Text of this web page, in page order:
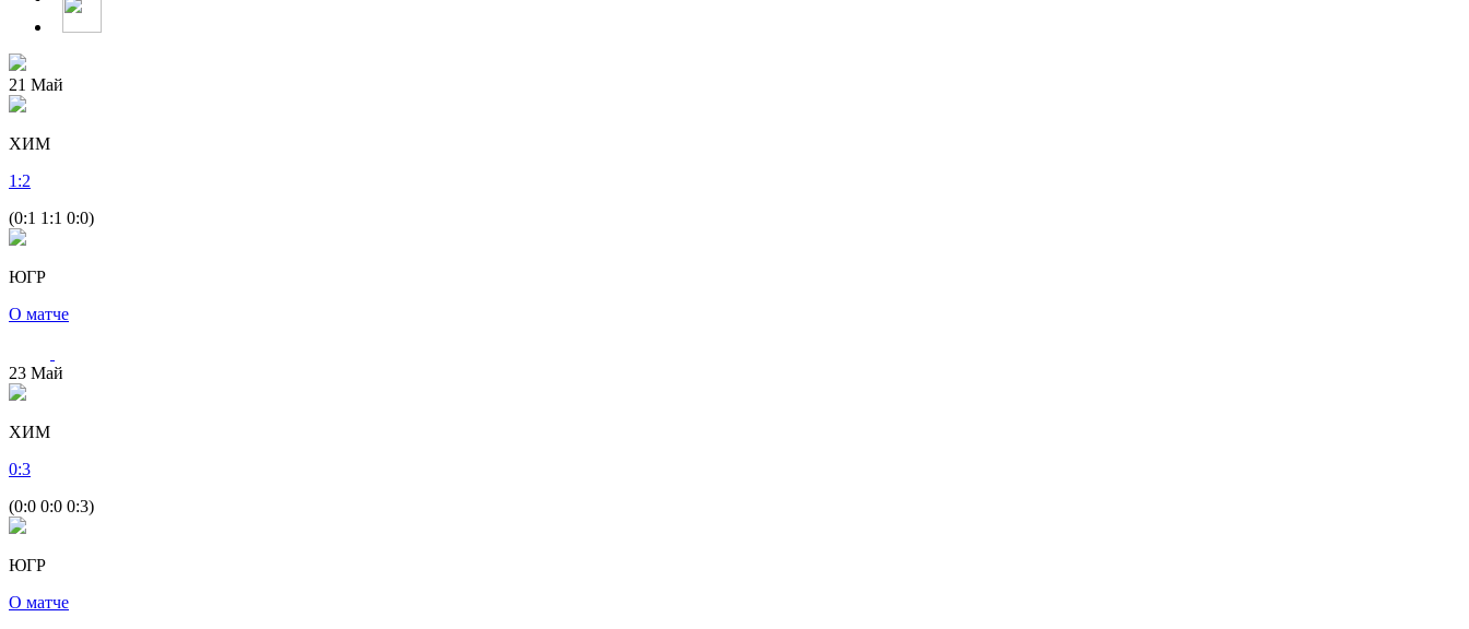
21 Май
ХИМ
1 :2
(0:1 1:1 0:0)
ЮГР
О матче
23 Май
ХИМ
0:3
(0:0 0:0 0:3)
ЮГР
О матче